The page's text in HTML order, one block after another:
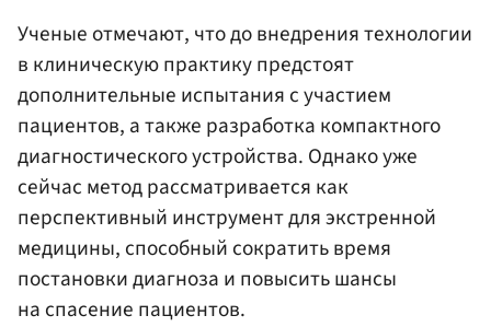
Ученые отмечают, что до внедрения технологии
в клиническую практику предстоят
дополнительные испытания с участием
пациентов, а также разработка компактного
диагностического устройства. Однако уже
сейчас метод рассматривается как
перспективный инструмент для экстренной
медицины, способный сократить время
постановки диагноза и повысить шансы
на спасение пациентов.